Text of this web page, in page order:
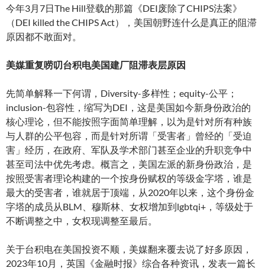
今年3月7日The Hill登载的那篇《DEI废除了CHIPS法案》
（DEI killed the CHIPS Act），美国朝野连什么是真正的阻滞
原因都不敢面对。
美媒重复唠叨台积电美国建厂阻滞表层原因
先简单解释一下何谓，Diversity-多样性；equity-公平；
inclusion-包容性，缩写为DEI，这是美国如今新身份政治的
核心理论，但不能按照字面简单理解，以为是针对所有种族
与人群的公平包容，而是针对所谓「受害者」曾经的「受迫
害」经历，在政府、军队及学术部门甚至企业的升职竞争中
甚至司法中优先考虑。概言之，美国左派的新身份政治，是
按照受害者理论构建的一个按身份赋权的等级金字塔，谁是
最大的受害者，谁就居于顶端，从2020年以来，这个身份金
字塔的成员从BLM、穆斯林、女权增加到lgbtqi+，等级处于
不断调整之中，女权现调整至最后。
关于台积电在美国投资不顺，美媒翻来覆去说了好多原因，
2023年10月，英国《金融时报》综合各种资讯，发表一篇长